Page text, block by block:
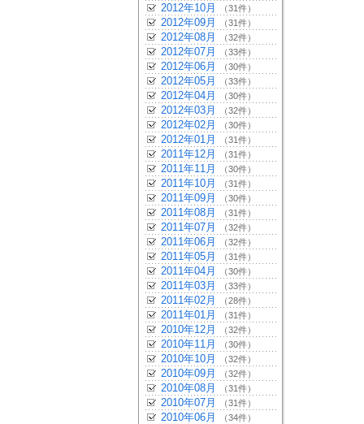
2012年10月 （31件）
2012年09月 （31件）
2012年08月 （32件）
2012年07月 （33件）
2012年06月 （30件）
2012年05月 （33件）
2012年04月 （30件）
2012年03月 （32件）
2012年02月 （30件）
2012年01月 （31件）
2011年12月 （31件）
2011年11月 （30件）
2011年10月 （31件）
2011年09月 （30件）
2011年08月 （31件）
2011年07月 （32件）
2011年06月 （32件）
2011年05月 （31件）
2011年04月 （30件）
2011年03月 （33件）
2011年02月 （28件）
2011年01月 （31件）
2010年12月 （32件）
2010年11月 （30件）
2010年10月 （32件）
2010年09月 （32件）
2010年08月 （31件）
2010年07月 （31件）
2010年06月 （34件）